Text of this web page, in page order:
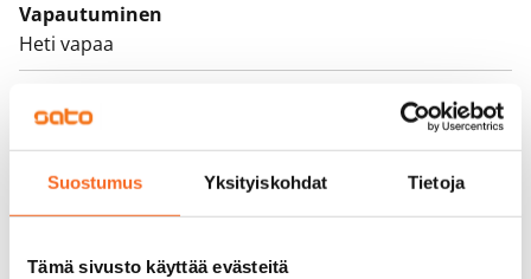
Suostumus Yksityiskohdat Tietoja
Tämä sivusto käyttää evästeitä
Vapautuminen
Heti vapaa
Ei
Vuokra